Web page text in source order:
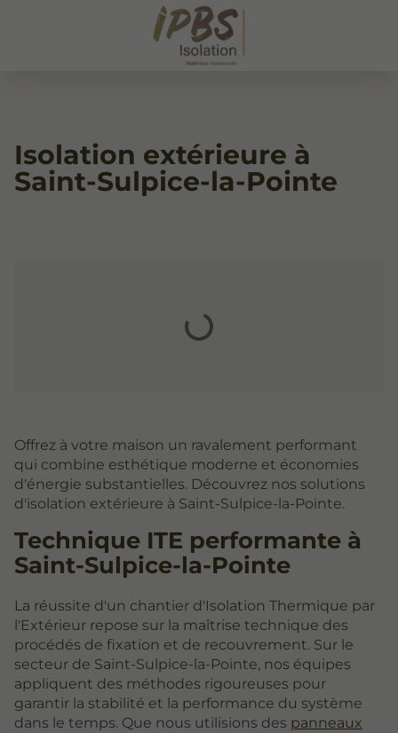
Isolation extérieure à
Saint-Sulpice-la-Pointe
Offrez à votre maison un ravalement performant
qui combine esthétique moderne et économies
d'énergie substantielles. Découvrez nos solutions
d'isolation extérieure à Saint-Sulpice-la-Pointe.
Technique ITE performante à
Saint-Sulpice-la-Pointe
La réussite d'un chantier d'Isolation Thermique par
l'Extérieur repose sur la maîtrise technique des
procédés de fixation et de recouvrement. Sur le
secteur de Saint-Sulpice-la-Pointe, nos équipes
appliquent des méthodes rigoureuses pour
garantir la stabilité et la performance du système
dans le temps. Que nous utilisions des panneaux